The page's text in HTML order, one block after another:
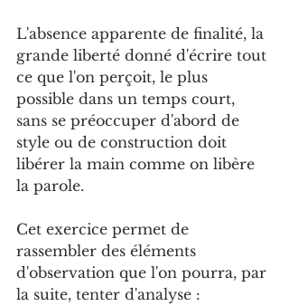
L'absence apparente de finalité, la
grande liberté donné d'écrire tout
ce que l'on perçoit, le plus
possible dans un temps court,
sans se préoccuper d'abord de
style ou de construction doit
libérer la main comme on libère
la parole.
Cet exercice permet de
rassembler des éléments
d'observation que l'on pourra, par
la suite, tenter d'analyse :